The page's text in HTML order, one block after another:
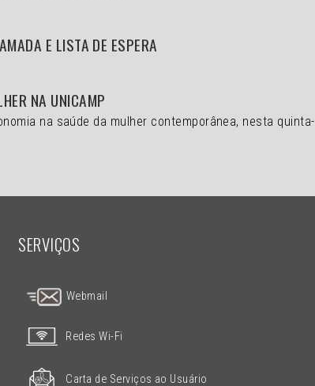
E LISTA DE ESPERA
NA UNICAMP
na saúde da mulher contemporânea, nesta quinta-
SERVIÇOS
Webmail
Redes Wi-Fi
Carta de Serviços ao Usuário